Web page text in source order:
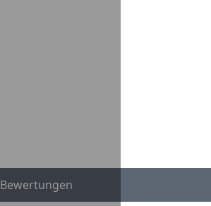
Bewertungen